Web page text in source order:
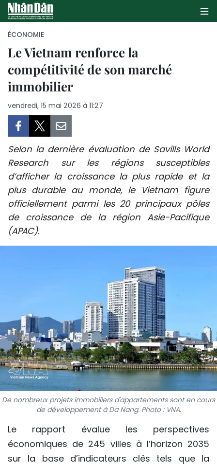
PAGE D'ACCUEIL
CULTURE
TOURISME
ENVIRONNEMENT
PAYS NATAL
INTERNATIONAL
MÉGASTORIE
INFOGRAPHIE
PHOTO
VIDÉO
À PROPOS DU "PEUPLE"
TIẾNG VIỆT
ÉCONOMIE
Le Vietnam renforce la
compétitivité de son marché
immobilier
vendredi, 15 mai 2026 à 11:27
Selon la dernière évaluation de Savills World
Research sur les régions susceptibles
d’afficher la croissance la plus rapide et la
plus durable au monde, le Vietnam figure
officiellement parmi les 20 principaux pôles
de croissance de la région Asie-Pacifique
(APAC).
De nombreux projets immobiliers d'appartements sont en cours
de développement à Da Nang. Photo : VNA.
Le rapport évalue les perspectives
économiques de 245 villes à l’horizon 2035
sur la base d’indicateurs clés tels que la